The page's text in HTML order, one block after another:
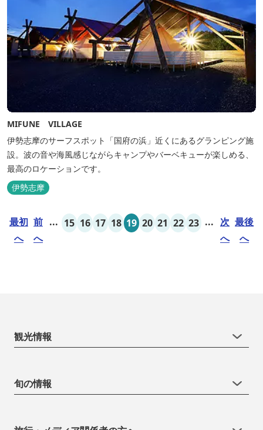
MIFUNE VILLAGE
伊勢志摩のサーフスポット「国府の浜」近くにあるグランピング施
設。波の音や海風感じながらキャンプやバーベキューが楽しめる、
最高のロケーションです。
伊勢志摩
最初
へ
前
へ
... 15 16 17 18 19 20 21 22 23 ... 次
へ
最後
へ
観光情報
旬の情報